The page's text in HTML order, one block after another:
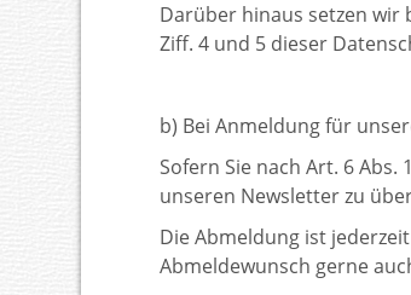
Darüber hinaus setzen wir
Ziff. 4 und 5 dieser
b) Bei Anmeldung für
Sofern Sie nach Art. 6
unseren Newsletter zu
Die Abmeldung ist
Abmeldewunsch gerne